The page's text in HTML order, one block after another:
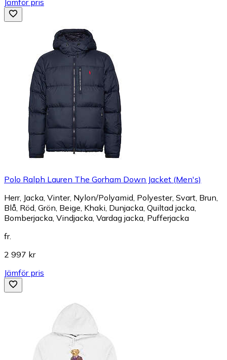
Polo Ralph Lauren The Gorham Down Jacket (Men's)
Herr, Jacka, Vinter, Nylon/Polyamid, Polyester, Svart, Brun,
Blå, Röd, Grön, Beige, Khaki, Dunjacka, Quiltad jacka,
Bomberjacka, Vindjacka, Vardag jacka, Pufferjacka
fr.
2 997 kr
Jämför pris